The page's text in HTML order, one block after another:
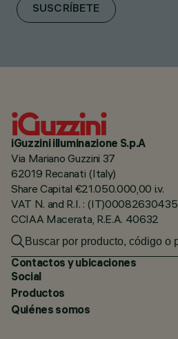
SUSCRÍBETE
iGuzzini illuminazione S.p.A
Via Mariano Guzzini 37
62019 Recanati (Italy)
Share Capital €21.050.000,00 i.v.
VAT N. and R.I. : (IT)00082630435
CCIAA Macerata, R.E.A. 40632
Contactos y ubicaciones
Social
Productos
Quiénes somos